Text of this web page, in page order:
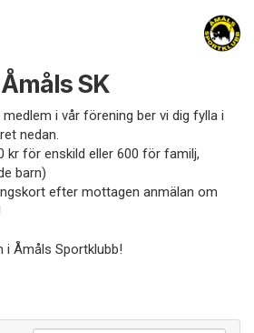
SK
i vår förening ber vi dig fylla i
nedan.
kr för enskild eller 600 för familj,
barn)
efter mottagen anmälan om
i Åmåls Sportklubb!